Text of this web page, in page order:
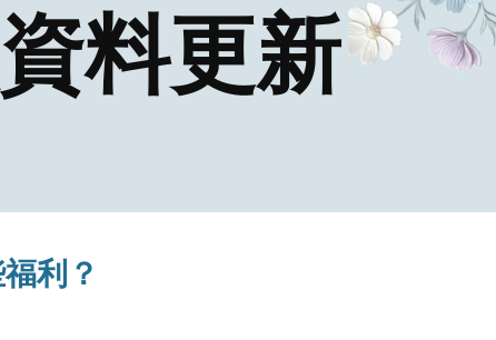
料更新
利？